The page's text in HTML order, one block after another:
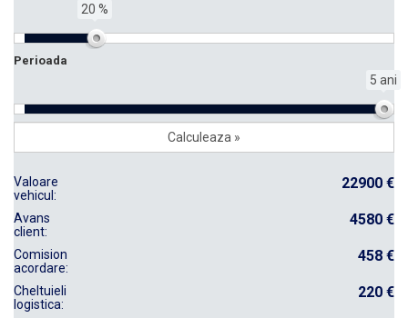
20 %
Perioada
5 ani
Valoare
vehicul:
22900 €
Avans
client:
4580 €
Comision
acordare:
458 €
Cheltuieli
logistica:
220 €